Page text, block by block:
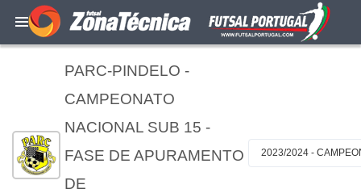
PARC-PINDELO -
CAMPEONATO
NACIONAL SUB 15 -
FASE DE APURAMENTO
DE
2023/2024 -